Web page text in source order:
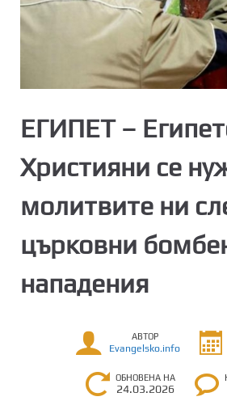
ЕГИПЕТ –
Християни се
молитвите ни
църковни
нападения
АВТОР
Evangelsko.info
ОБНОВЕНА НА
24.03.2026